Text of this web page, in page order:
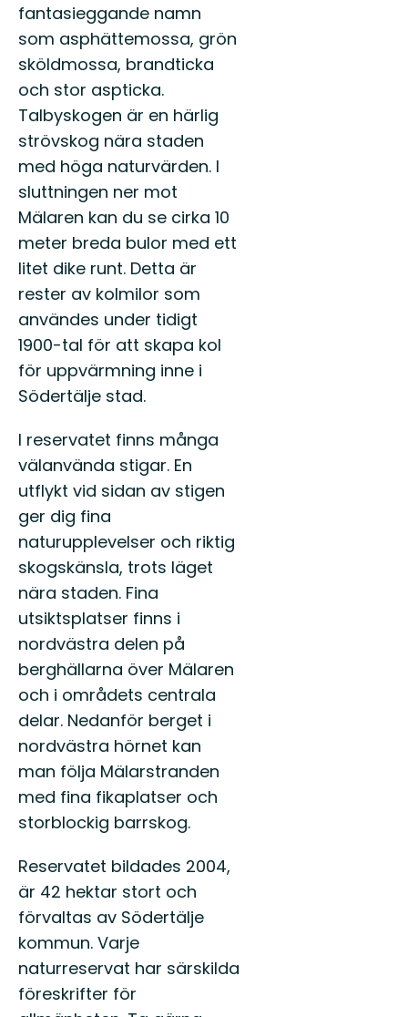
fantasieggande namn
som asphättemossa, grön
sköldmossa, brandticka
och stor aspticka.
Talbyskogen är en härlig
strövskog nära staden
med höga naturvärden. I
sluttningen ner mot
Mälaren kan du se cirka 10
meter breda bulor med ett
litet dike runt. Detta är
rester av kolmilor som
användes under tidigt
1900-tal för att skapa kol
för uppvärmning inne i
Södertälje stad.
I reservatet finns många
välanvända stigar. En
utflykt vid sidan av stigen
ger dig fina
naturupplevelser och riktig
skogskänsla, trots läget
nära staden. Fina
utsiktsplatser finns i
nordvästra delen på
berghällarna över Mälaren
och i områdets centrala
delar. Nedanför berget i
nordvästra hörnet kan
man följa Mälarstranden
med fina fikaplatser och
storblockig barrskog.
Reservatet bildades 2004,
är 42 hektar stort och
förvaltas av Södertälje
kommun. Varje
naturreservat har särskilda
föreskrifter för